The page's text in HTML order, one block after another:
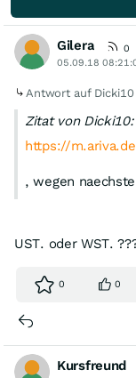
Gilera
0
05.09.18
Antwort auf Dicki10
Zitat von Dicki10:
https://
, wegen
UST. oder WST.
0 0
Kursfreund